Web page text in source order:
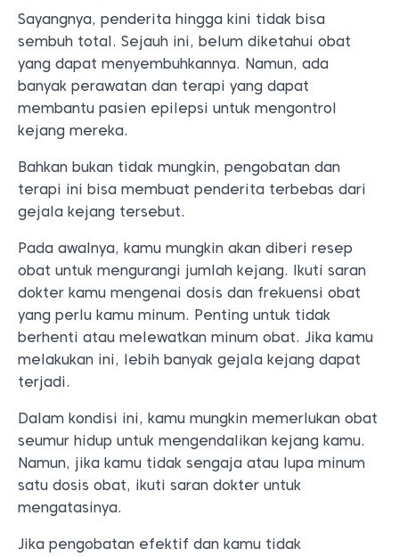
Sayangnya, penderita hingga kini tidak bisa
sembuh total. Sejauh ini, belum diketahui obat
yang dapat menyembuhkannya. Namun, ada
banyak perawatan dan terapi yang dapat
membantu pasien epilepsi untuk mengontrol
kejang mereka.
Bahkan bukan tidak mungkin, pengobatan dan
terapi ini bisa membuat penderita terbebas dari
gejala kejang tersebut.
Pada awalnya, kamu mungkin akan diberi resep
obat untuk mengurangi jumlah kejang. Ikuti saran
dokter kamu mengenai dosis dan frekuensi obat
yang perlu kamu minum. Penting untuk tidak
berhenti atau melewatkan minum obat. Jika kamu
melakukan ini, lebih banyak gejala kejang dapat
terjadi.
Dalam kondisi ini, kamu mungkin memerlukan obat
seumur hidup untuk mengendalikan kejang kamu.
Namun, jika kamu tidak sengaja atau lupa minum
satu dosis obat, ikuti saran dokter untuk
mengatasinya.
Jika pengobatan efektif dan kamu tidak